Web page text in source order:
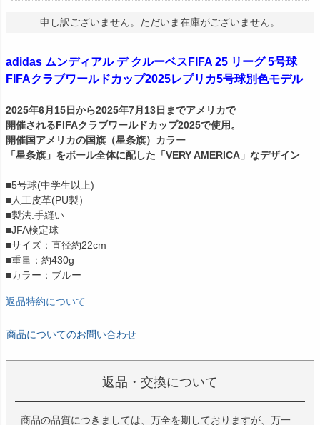
申し訳ございません。ただいま在庫がございません。
adidas ムンディアル デ クルーベスFIFA 25 リーグ 5号球
FIFAクラブワールドカップ2025レプリカ5号球別色モデル
2025年6月15日から2025年7月13日までアメリカで
開催されるFIFAクラブワールドカップ2025で使用。
開催国アメリカの国旗（星条旗）カラー
「星条旗」をボール全体に配した「VERY AMERICA」なデザイン
■5号球(中学生以上)
■人工皮革(PU製）
■製法:手縫い
■JFA検定球
■サイズ：直径約22cm
■重量：約430g
■カラー：ブルー
返品特約について
商品についてのお問い合わせ
返品・交換について
商品の品質につきましては、万全を期しておりますが、万一